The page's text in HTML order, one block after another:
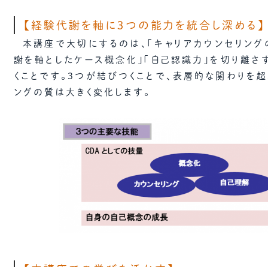
【経験代謝を軸に３つの能力を統合し深める】
本講座で大切にするのは、「キャリアカウンセリング
謝を軸としたケース概念化」「自己認識力」を切り離さ
くことです。３つが結びつくことで、表層的な関わりを
ングの質は大きく変化します。